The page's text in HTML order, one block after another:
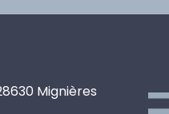
Mignières